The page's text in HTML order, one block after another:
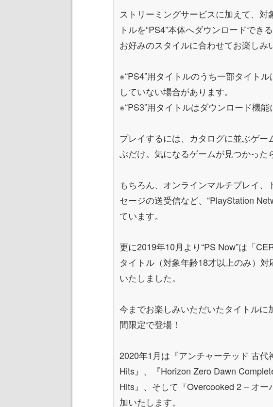
ストリーミングサービスに加えて、対
トルを“PS4”本体へダウンロードでき
お好みのスタイルに合わせてお楽しみ
※“PS4”用タイトルのうち一部タイト
していない場合があります。
※“PS3”用タイトルはダウンロード機能
プレイするには、カタログに並ぶゲー
ぶだけ。気になるゲームが見つかった
もちろん、オンラインマルチプレイ、
セージの送受信など、“PlayStation
ています。
更に2019年10月より“PS Now”は「
タイトル（対象年齢18才以上のみ）
いたしました。
今までお楽しみいただいたタイトルに
間限定で登場！
2020年1月は『アンチャーテッド 古代
Hits』、『Horizon Zero Dawn
Hits』、そして『Overcooked 2 – オー
加いたします。